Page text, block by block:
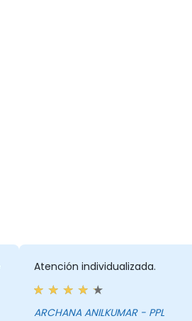
Atención individualizada.
ARCHANA ANILKUMAR - PPL